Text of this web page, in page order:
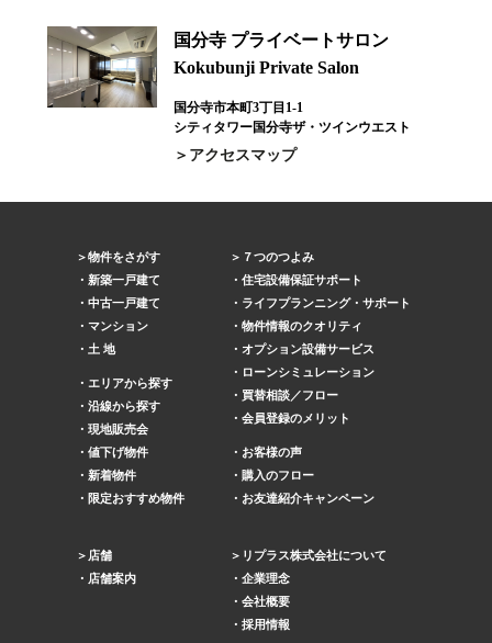
国分寺 プライベートサロン
Kokubunji Private Salon
国分寺市本町3丁目1-1
シティタワー国分寺ザ・ツインウエスト
アクセスマップ
物件をさがす
新築一戸建て
中古一戸建て
マンション
土 地
エリアから探す
沿線から探す
現地販売会
値下げ物件
新着物件
限定おすすめ物件
７つのつよみ
住宅設備保証サポート
ライフプランニング・サポート
物件情報のクオリティ
オプション設備サービス
ローンシミュレーション
買替相談／フロー
会員登録のメリット
お客様の声
購入のフロー
お友達紹介キャンペーン
店舗
店舗案内
リプラス株式会社について
企業理念
会社概要
採用情報